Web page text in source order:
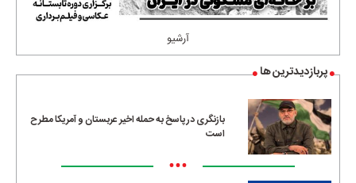
آرشیو
پربازدیدترین ها
بازنگری در پاسخ به حمله اخیر عربستان و آمریکا مطرح
است
•••